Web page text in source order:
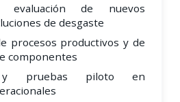
evaluación de nuevos
de desgaste
procesos productivos y de
componentes
y pruebas piloto en